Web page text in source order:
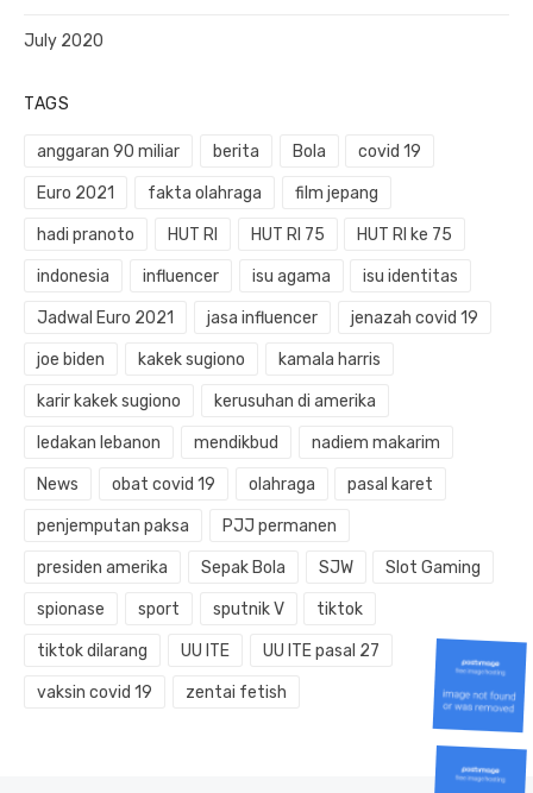
July 2020
TAGS
anggaran 90 miliar berita Bola covid 19
Euro 2021 fakta olahraga film jepang
hadi pranoto HUT RI HUT RI 75 HUT RI ke 75
indonesia influencer isu agama isu identitas
Jadwal Euro 2021 jasa influencer jenazah covid 19
joe biden kakek sugiono kamala harris
karir kakek sugiono kerusuhan di amerika
ledakan lebanon mendikbud nadiem makarim
News obat covid 19 olahraga pasal karet
penjemputan paksa PJJ permanen
presiden amerika Sepak Bola SJW Slot Gaming
spionase sport sputnik V tiktok
tiktok dilarang UU ITE UU ITE pasal 27
vaksin covid 19 zentai fetish